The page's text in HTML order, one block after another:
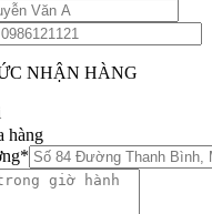
NHẬN HÀNG
hàng
*